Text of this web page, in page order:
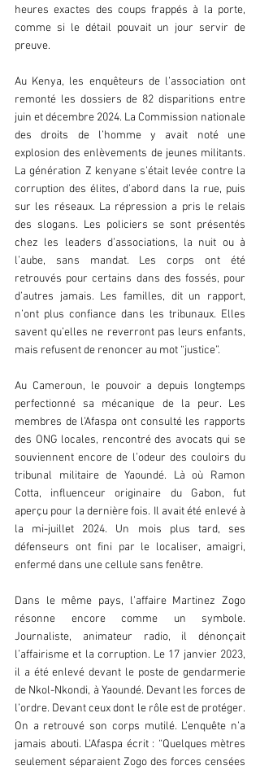
heures exactes des coups frappés à la porte,
comme si le détail pouvait un jour servir de
preuve.
Au Kenya, les enquêteurs de l’association ont
remonté les dossiers de 82 disparitions entre
juin et décembre 2024. La Commission nationale
des droits de l’homme y avait noté une
explosion des enlèvements de jeunes militants.
La génération Z kenyane s’était levée contre la
corruption des élites, d’abord dans la rue, puis
sur les réseaux. La répression a pris le relais
des slogans. Les policiers se sont présentés
chez les leaders d’associations, la nuit ou à
l’aube, sans mandat. Les corps ont été
retrouvés pour certains dans des fossés, pour
d’autres jamais. Les familles, dit un rapport,
n’ont plus confiance dans les tribunaux. Elles
savent qu’elles ne reverront pas leurs enfants,
mais refusent de renoncer au mot “justice”.
Au Cameroun, le pouvoir a depuis longtemps
perfectionné sa mécanique de la peur. Les
membres de l’Afaspa ont consulté les rapports
des ONG locales, rencontré des avocats qui se
souviennent encore de l’odeur des couloirs du
tribunal militaire de Yaoundé. Là où Ramon
Cotta, influenceur originaire du Gabon, fut
aperçu pour la dernière fois. Il avait été enlevé à
la mi-juillet 2024. Un mois plus tard, ses
défenseurs ont fini par le localiser, amaigri,
enfermé dans une cellule sans fenêtre.
Dans le même pays, l’affaire Martinez Zogo
résonne encore comme un symbole.
Journaliste, animateur radio, il dénonçait
l’affairisme et la corruption. Le 17 janvier 2023,
il a été enlevé devant le poste de gendarmerie
de Nkol-Nkondi, à Yaoundé. Devant les forces de
l’ordre. Devant ceux dont le rôle est de protéger.
On a retrouvé son corps mutilé. L’enquête n’a
jamais abouti. L’Afaspa écrit : “Quelques mètres
seulement séparaient Zogo des forces censées